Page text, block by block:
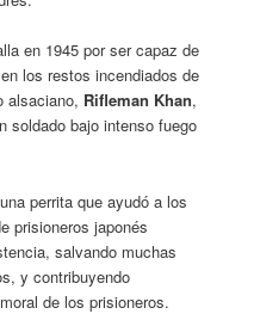
en 1945 por ser capaz de
los restos incendiados de
alsaciano, Rifleman Khan,
soldado bajo intenso fuego
perrita que ayudó a los
prisioneros japonés
salvando muchas
y contribuyendo
de los prisioneros.